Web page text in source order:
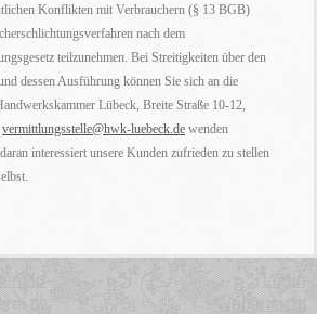
Konflikten mit Verbrauchern (§ 13 BGB)
nach dem
teilzunehmen. Bei Streitigkeiten über den
dessen Ausführung können Sie sich an die
Lübeck, Breite Straße 10-12,
vermittlungsstelle@hwk-luebeck.de wenden
interessiert unsere Kunden zufrieden zu stellen